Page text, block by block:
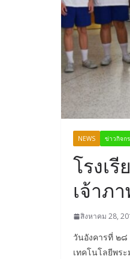
NEWS ข่าวกิจก
โรงเ
เจ้าภ
สิงหาคม 28,
วันอังคารที่ ๒
เทคโนโลยีพระ